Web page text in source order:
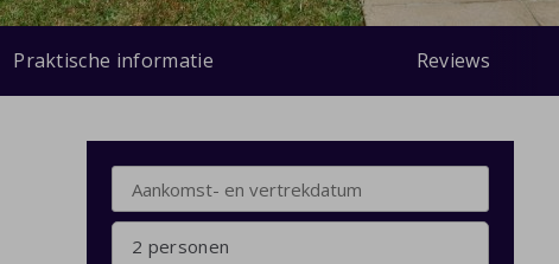
Praktische informatie Reviews
2 personen